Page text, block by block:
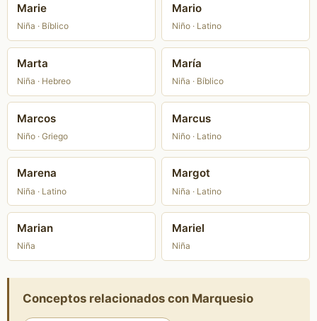
Marie
Niña · Bíblico
Mario
Niño · Latino
Marta
Niña · Hebreo
María
Niña · Bíblico
Marcos
Niño · Griego
Marcus
Niño · Latino
Marena
Niña · Latino
Margot
Niña · Latino
Marian
Niña
Mariel
Niña
Conceptos relacionados con Marquesio